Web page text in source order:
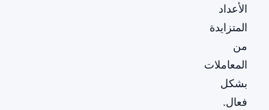
الأعداد
المتزايدة
من
المعاملات
بشكل
فعال.